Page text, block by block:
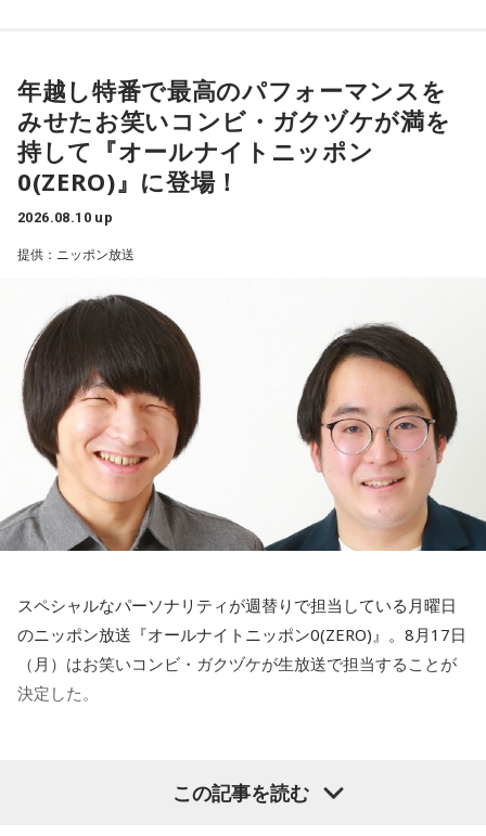
番組のオープニングでは、吹奏楽コンクールで金賞を受賞し
たリスナーさんからの嬉しい報告が。昨年の悔しさをバネに
仲間と積み重ねてきた努力が実を結んだというエピソード
に、颯太氏も高校3年生の夏休み、FANTASTICSのオーディシ
ョンに挑戦していた当時を振り返り。合宿審査などを経て、
夢だったグループのメンバーに選ばれたあの夏は、「自分の
青春そのもの」と話すほど、今でも忘れられない特別な思い
出なんだそうです◎
さらに、小学生時代の同級生との再会を報告してくれたリス
ナーさんからのメッセージをきっかけに、颯太氏も久しぶり
に高校時代の仲良し4人組で集まったエピソードを。焼肉を食
べて、ラウンドワンのスポッチャへ。「懐かしい〜」の一言
だけで何時間も盛り上がれたという、学生時代の空気がその
まま戻ってきたような時間だったそうです☆
たサッカーの集まりで、なんと中学生の頃に所属していたフ
ットサルチーム、シュライカー大阪時代のチームメイトと偶
然再会！当時の思い出話に花が咲いたのはもちろん、颯太氏
の活動をずっと見てくれていたことも知り、「めちゃくちゃ
颯太氏の青春の思い出が重なった今夜のDYFF。
年越し特番で最高のパフォーマンスを
みせたお笑いコンビ・ガクヅケが満を
持して『オールナイトニッポン
0(ZERO)』に登場！
2026.08.10 up
提供：ニッポン放送
スペシャルなパーソナリティが週替りで担当している月曜日
のニッポン放送『オールナイトニッポン0(ZERO)』。8月17日
（月）はお笑いコンビ・ガクヅケが生放送で担当することが
決定した。
悪さが芸人界でも有名な木田と、芸人界でもその実態を誰に
この記事を読む